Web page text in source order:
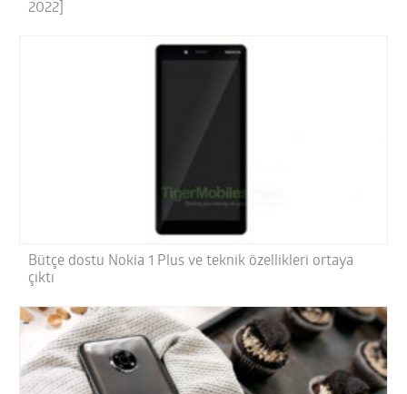
2022]
Bütçe dostu Nokia 1 Plus ve teknik özellikleri ortaya
çıktı